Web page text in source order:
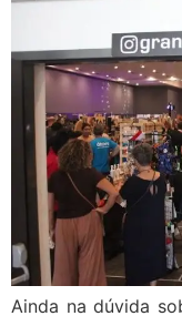
Ainda na dúvida